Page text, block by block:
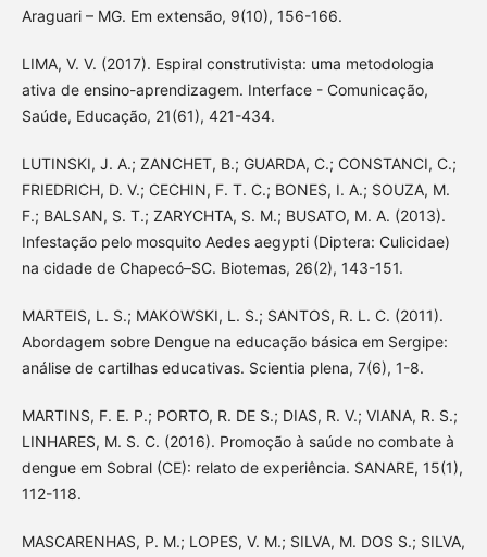
Araguari – MG. Em extensão, 9(10), 156-166.
LIMA, V. V. (2017). Espiral construtivista: uma metodologia
ativa de ensino-aprendizagem. Interface - Comunicação,
Saúde, Educação, 21(61), 421-434.
LUTINSKI, J. A.; ZANCHET, B.; GUARDA, C.; CONSTANCI, C.;
FRIEDRICH, D. V.; CECHIN, F. T. C.; BONES, I. A.; SOUZA, M.
F.; BALSAN, S. T.; ZARYCHTA, S. M.; BUSATO, M. A. (2013).
Infestação pelo mosquito Aedes aegypti (Diptera: Culicidae)
na cidade de Chapecó–SC. Biotemas, 26(2), 143-151.
MARTEIS, L. S.; MAKOWSKI, L. S.; SANTOS, R. L. C. (2011).
Abordagem sobre Dengue na educação básica em Sergipe:
análise de cartilhas educativas. Scientia plena, 7(6), 1-8.
MARTINS, F. E. P.; PORTO, R. DE S.; DIAS, R. V.; VIANA, R. S.;
LINHARES, M. S. C. (2016). Promoção à saúde no combate à
dengue em Sobral (CE): relato de experiência. SANARE, 15(1),
112-118.
MASCARENHAS, P. M.; LOPES, V. M.; SILVA, M. DOS S.; SILVA,